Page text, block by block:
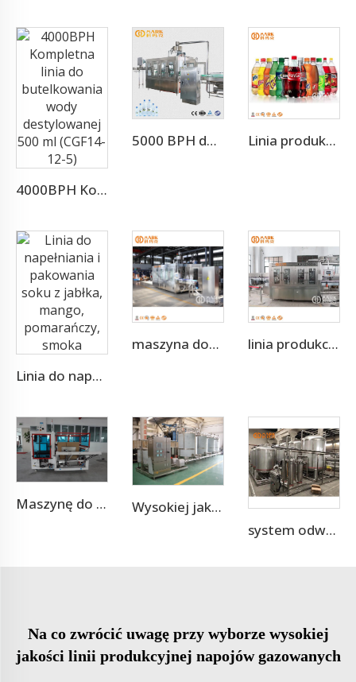
4000BPH Kompletna linia do butelkowania wody destylowanej 500 ml (CGF14-12-5)
5000 BPH do 500 ml Maszyna do Napełniania Wody do Kompletnej Linii Produkcji Wody Mineralnej Linia produkcyjna butelkowania napojów gazowanych
Linia do napełniania i pakowania soku z jabłka, mango, pomarańczy, smoka
maszyna dozująca wody mineralnej 4,000BPH 3-10L linia produkcyjna do napełniania wody niegazowanej o wydajności 10 000 BPH
Maszynę do pakowania kartonowego
Wysokiej jakości myjka CIP ze stali nierdzewnej do rur
system odwróconej osmozy do uzdatniania wody 1-100 ton
Na co zwrócić uwagę przy wyborze wysokiej
jakości linii produkcyjnej napojów gazowanych